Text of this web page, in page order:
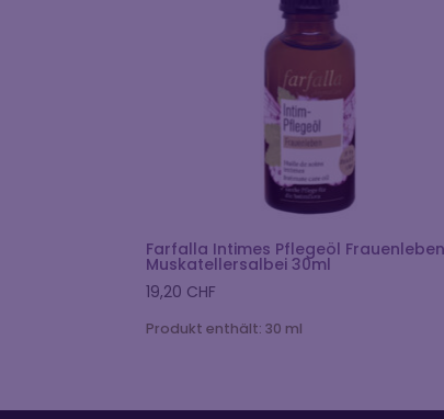
Farfalla Intimes Pflegeöl Frauenleben
Muskatellersalbei 30ml
19,20 CHF
Produkt enthält: 30 ml